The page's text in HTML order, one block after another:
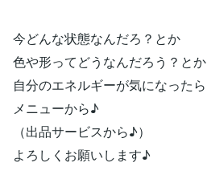
今どんな状態なんだろ？とか
色や形ってどうなんだろう？とか
自分のエネルギーが気になったら
メニューから♪
（出品サービスから♪）
よろしくお願いします♪